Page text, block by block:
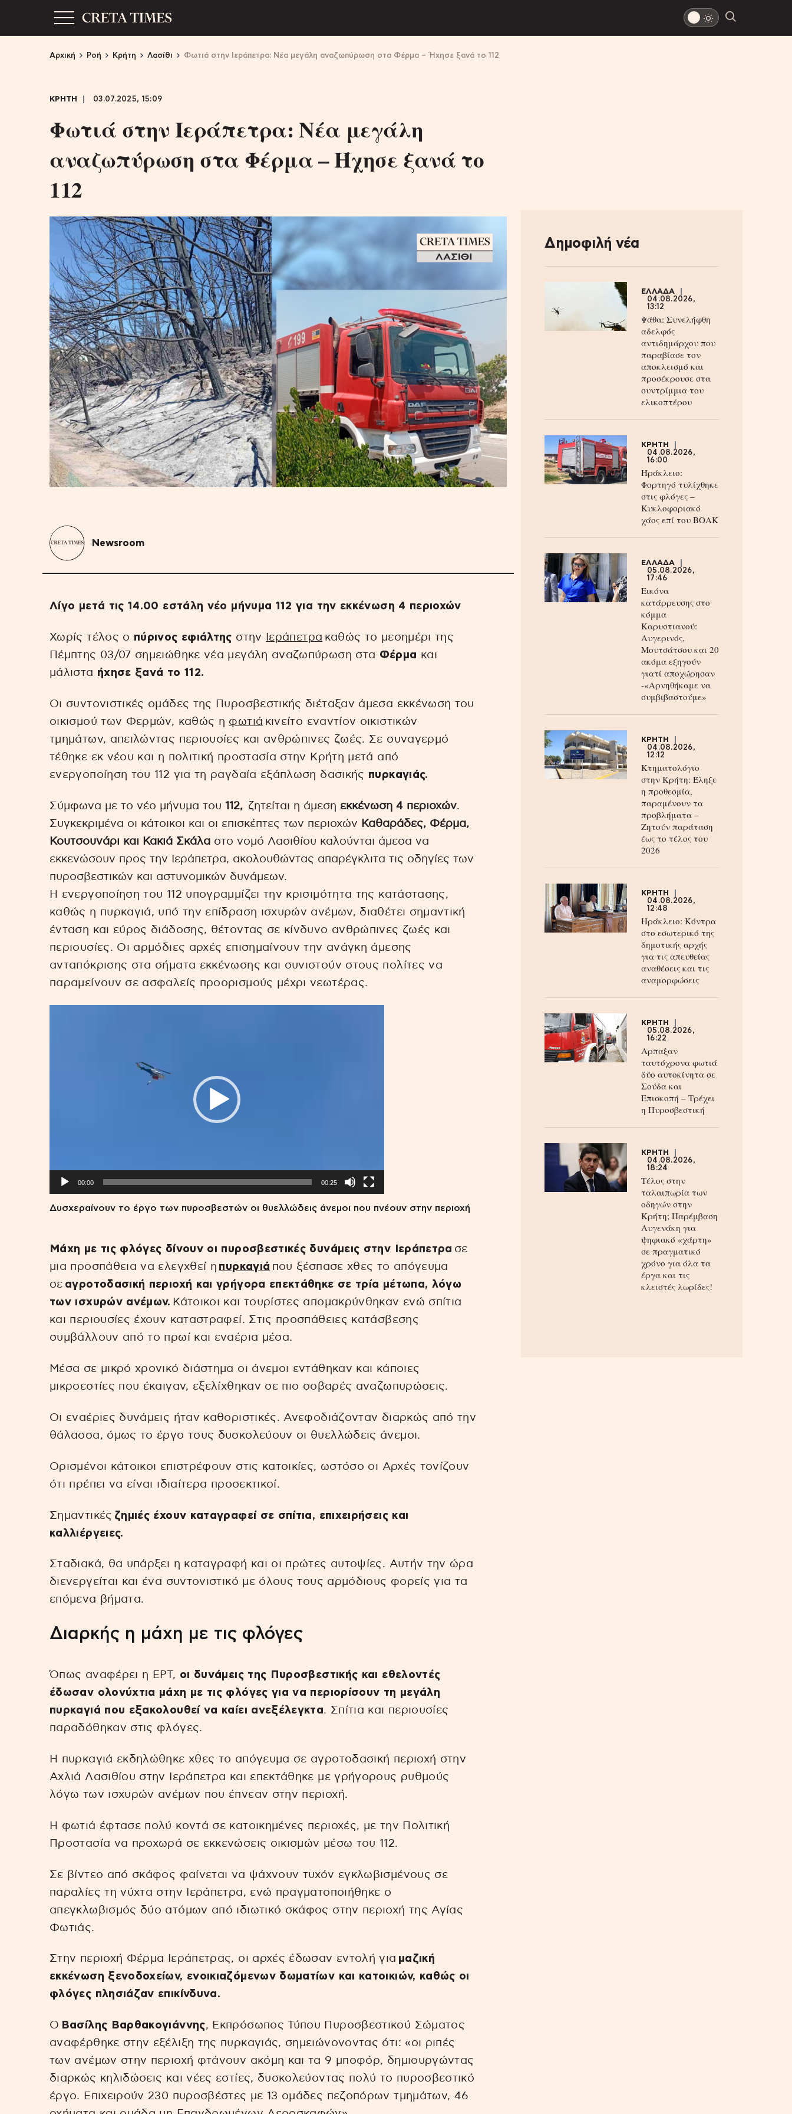
Αρχική Ροή Κρήτη Λασίθι Φωτιά στην Ιεράπετρα: Νέα μεγάλη αναζωπύρωση στα Φέρμα – Ήχησε ξανά το 112
ΚΡΗΤΗ 03.07.2025, 15:09
Φωτιά στην Ιεράπετρα: Νέα μεγάλη
αναζωπύρωση στα Φέρμα – Ήχησε ξανά το
112
Newsroom
Λίγο μετά τις 14.00 εστάλη νέο μήνυμα 112 για την εκκένωση 4 περιοχών
Χωρίς τέλος ο πύρινος εφιάλτης στην Ιεράπετρα καθώς το μεσημέρι της
Πέμπτης 03/07 σημειώθηκε νέα μεγάλη αναζωπύρωση στα Φέρμα και
μάλιστα ήχησε ξανά το 112.
Οι συντονιστικές ομάδες της Πυροσβεστικής διέταξαν άμεσα εκκένωση του
οικισμού των Φερμών, καθώς η φωτιά κινείτο εναντίον οικιστικών
τμημάτων, απειλώντας περιουσίες και ανθρώπινες ζωές. Σε συναγερμό
τέθηκε εκ νέου και η πολιτική προστασία στην Κρήτη μετά από
ενεργοποίηση του 112 για τη ραγδαία εξάπλωση δασικής πυρκαγιάς.
Σύμφωνα με το νέο μήνυμα του 112, ζητείται η άμεση εκκένωση 4 περιοχών.
Συγκεκριμένα οι κάτοικοι και οι επισκέπτες των περιοχών Καθαράδες, Φέρμα,
Κουτσουνάρι και Κακιά Σκάλα στο νομό Λασιθίου καλούνται άμεσα να
εκκενώσουν προς την Ιεράπετρα, ακολουθώντας απαρέγκλιτα τις οδηγίες των
πυροσβεστικών και αστυνομικών δυνάμεων.
Η ενεργοποίηση του 112 υπογραμμίζει την κρισιμότητα της κατάστασης,
καθώς η πυρκαγιά, υπό την επίδραση ισχυρών ανέμων, διαθέτει σημαντική
ένταση και εύρος διάδοσης, θέτοντας σε κίνδυνο ανθρώπινες ζωές και
περιουσίες. Οι αρμόδιες αρχές επισημαίνουν την ανάγκη άμεσης
ανταπόκρισης στα σήματα εκκένωσης και συνιστούν στους πολίτες να
παραμείνουν σε ασφαλείς προορισμούς μέχρι νεωτέρας.
00:00 00:25
Δυσχεραίνουν το έργο των πυροσβεστών οι θυελλώδεις άνεμοι που πνέουν στην περιοχή
Μάχη με τις φλόγες δίνουν οι πυροσβεστικές δυνάμεις στην Ιεράπετρα σε
μια προσπάθεια να ελεγχθεί η πυρκαγιά που ξέσπασε χθες το απόγευμα
σε αγροτοδασική περιοχή και γρήγορα επεκτάθηκε σε τρία μέτωπα, λόγω
των ισχυρών ανέμων. Κάτοικοι και τουρίστες απομακρύνθηκαν ενώ σπίτια
και περιουσίες έχουν καταστραφεί. Στις προσπάθειες κατάσβεσης
συμβάλλουν από το πρωί και εναέρια μέσα.
Μέσα σε μικρό χρονικό διάστημα οι άνεμοι εντάθηκαν και κάποιες
μικροεστίες που έκαιγαν, εξελίχθηκαν σε πιο σοβαρές αναζωπυρώσεις.
Οι εναέριες δυνάμεις ήταν καθοριστικές. Ανεφοδιάζονταν διαρκώς από την
θάλασσα, όμως το έργο τους δυσκολεύουν οι θυελλώδεις άνεμοι.
Ορισμένοι κάτοικοι επιστρέφουν στις κατοικίες, ωστόσο οι Αρχές τονίζουν
ότι πρέπει να είναι ιδιαίτερα προσεκτικοί.
Σημαντικές ζημιές έχουν καταγραφεί σε σπίτια, επιχειρήσεις και
καλλιέργειες.
Σταδιακά, θα υπάρξει η καταγραφή και οι πρώτες αυτοψίες. Αυτήν την ώρα
διενεργείται και ένα συντονιστικό με όλους τους αρμόδιους φορείς για τα
επόμενα βήματα.
Διαρκής η μάχη με τις φλόγες
Όπως αναφέρει η ΕΡΤ, οι δυνάμεις της Πυροσβεστικής και εθελοντές
έδωσαν ολονύχτια μάχη με τις φλόγες για να περιορίσουν τη μεγάλη
πυρκαγιά που εξακολουθεί να καίει ανεξέλεγκτα. Σπίτια και περιουσίες
παραδόθηκαν στις φλόγες.
Η πυρκαγιά εκδηλώθηκε χθες το απόγευμα σε αγροτοδασική περιοχή στην
Αχλιά Λασιθίου στην Ιεράπετρα και επεκτάθηκε με γρήγορους ρυθμούς
λόγω των ισχυρών ανέμων που έπνεαν στην περιοχή.
Η φωτιά έφτασε πολύ κοντά σε κατοικημένες περιοχές, με την Πολιτική
Προστασία να προχωρά σε εκκενώσεις οικισμών μέσω του 112.
Σε βίντεο από σκάφος φαίνεται να ψάχνουν τυχόν εγκλωβισμένους σε
παραλίες τη νύχτα στην Ιεράπετρα, ενώ πραγματοποιήθηκε ο
απεγκλωβισμός δύο ατόμων από ιδιωτικό σκάφος στην περιοχή της Αγίας
Φωτιάς.
Στην περιοχή Φέρμα Ιεράπετρας, οι αρχές έδωσαν εντολή για μαζική
εκκένωση ξενοδοχείων, ενοικιαζόμενων δωματίων και κατοικιών, καθώς οι
φλόγες πλησιάζαν επικίνδυνα.
Ο Βασίλης Βαρθακογιάννης, Εκπρόσωπος Τύπου Πυροσβεστικού Σώματος
αναφέρθηκε στην εξέλιξη της πυρκαγιάς, σημειώνονοντας ότι: «οι ριπές
των ανέμων στην περιοχή φτάνουν ακόμη και τα 9 μποφόρ, δημιουργώντας
διαρκώς κηλιδώσεις και νέες εστίες, δυσκολεύοντας πολύ το πυροσβεστικό
έργο. Επιχειρούν 230 πυροσβέστες με 13 ομάδες πεζοπόρων τμημάτων, 46
Δημοφιλή νέα
ΕΛΛΑΔΑ
04.08.2026,
13:12
Ψάθα: Συνελήφθη
αδελφός
αντιδημάρχου που
παραβίασε τον
αποκλεισμό και
προσέκρουσε στα
συντρίμμια του
ελικοπτέρου
ΚΡΗΤΗ
04.08.2026,
16:00
Ηράκλειο:
Φορτηγό τυλίχθηκε
στις φλόγες –
Κυκλοφοριακό
χάος επί του ΒΟΑΚ
ΕΛΛΑΔΑ
05.08.2026,
17:46
Εικόνα
κατάρρευσης στο
κόμμα
Καρυστιανού:
Αυγερινός,
Μουτσάτσου και 20
ακόμα εξηγούν
γιατί αποχώρησαν
-«Αρνηθήκαμε να
συμβιβαστούμε»
ΚΡΗΤΗ
04.08.2026,
12:12
Κτηματολόγιο
στην Κρήτη: Έληξε
η προθεσμία,
παραμένουν τα
προβλήματα –
Ζητούν παράταση
έως το τέλος του
2026
ΚΡΗΤΗ
04.08.2026,
12:48
Ηράκλειο: Κόντρα
στο εσωτερικό της
δημοτικής αρχής
για τις απευθείας
αναθέσεις και τις
αναμορφώσεις
ΚΡΗΤΗ
05.08.2026,
16:22
Αρπαξαν
ταυτόχρονα φωτιά
δύο αυτοκίνητα σε
Σούδα και
Επισκοπή – Τρέχει
η Πυροσβεστική
ΚΡΗΤΗ
04.08.2026,
18:24
Τέλος στην
ταλαιπωρία των
οδηγών στην
Κρήτη; Παρέμβαση
Αυγενάκη για
ψηφιακό «χάρτη»
σε πραγματικό
χρόνο για όλα τα
έργα και τις
κλειστές λωρίδες!